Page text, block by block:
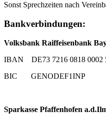
Sonst Sprechzeiten nach
Bankverbindungen:
Volksbank Raiffeisenbank
IBAN DE73 7216 0818 0002
BIC GENODEF1INP
Sparkasse Pfaffenhofen